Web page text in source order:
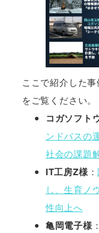
ここで紹介した
をご覧ください。
コガソフト
ンドバスの
社会の課題
IT工房Z様：
し、生育ノ
性向上へ
亀岡電子様：